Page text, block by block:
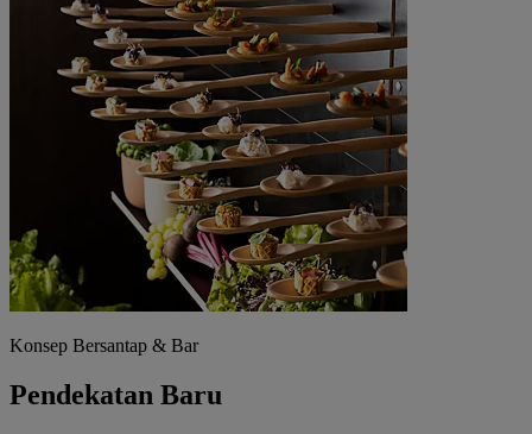
Konsep Bersantap & Bar
Pendekatan Baru